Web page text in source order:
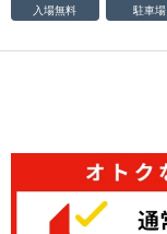
入場無料 駐車場